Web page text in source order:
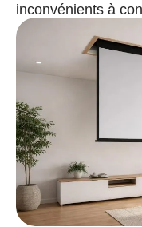
inconvénients à